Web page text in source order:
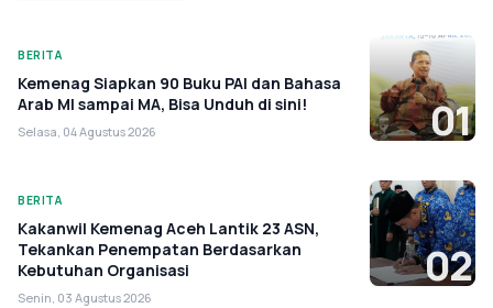
BERITA
Kemenag Siapkan 90 Buku PAI dan Bahasa
Arab MI sampai MA, Bisa Unduh di sini!
Selasa, 04 Agustus 2026 01
BERITA
Kakanwil Kemenag Aceh Lantik 23 ASN,
Tekankan Penempatan Berdasarkan
Kebutuhan Organisasi
Senin, 03 Agustus 2026
02